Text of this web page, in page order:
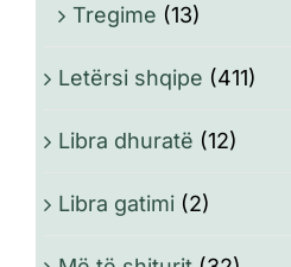
Tregime (13)
Letërsi shqipe (411)
Libra dhuratë (12)
Libra gatimi (2)